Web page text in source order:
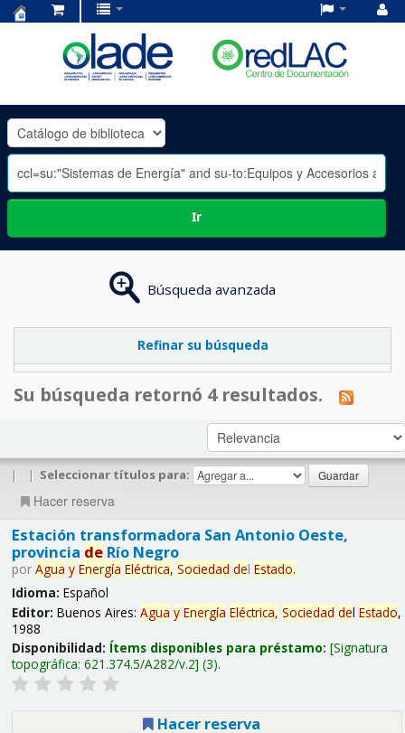
OLADE
-
Ir
Búsqueda avanzada
Refinar su búsqueda
Su búsqueda retornó 4 resultados.
| | Seleccionar títulos para:
Hacer reserva
Estación transformadora San Antonio Oeste,
provincia deRío Negro
por Agua y Energía Eléctrica, Sociedad del Estado.
Idioma: Español
Editor: Buenos Aires: Agua y Energía Eléctrica, Sociedad del Estado,
1988
Disponibilidad: Ítems disponibles para préstamo: Signatura
topográfica: 621.374.5/A282/v.2 (3).
Hacer reserva